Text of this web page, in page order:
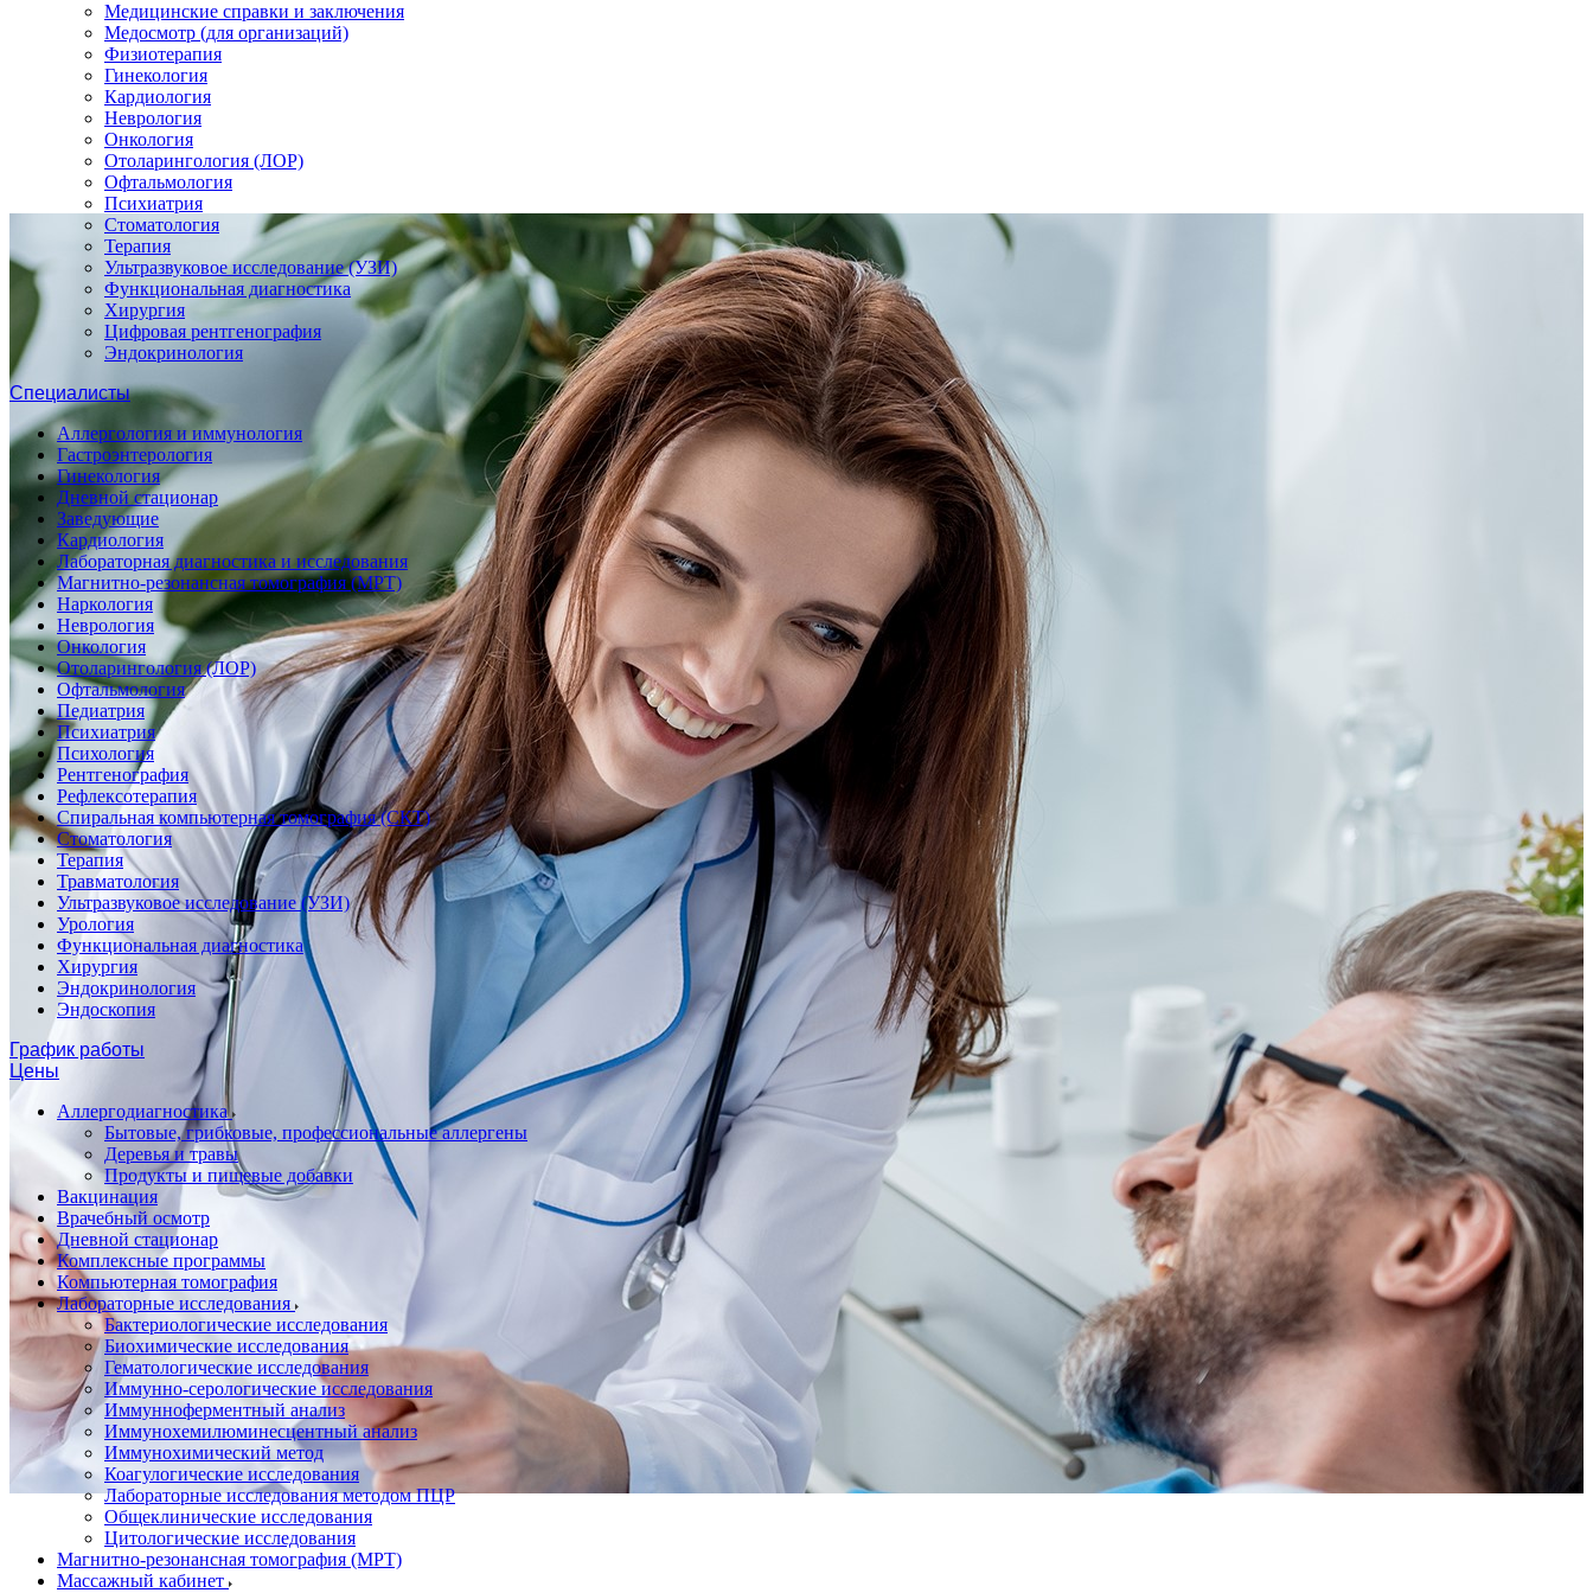
Медицинские справки и заключения
Медосмотр (для организаций)
Физиотерапия
Гинекология
Кардиология
Неврология
Онкология
Отоларингология (ЛОР)
Офтальмология
Психиатрия
Стоматология
Терапия
Ультразвуковое исследование (УЗИ)
Функциональная диагностика
Хирургия
Цифровая рентгенография
Эндокринология
Специалисты
Аллергология и иммунология
Гастроэнтерология
Гинекология
Дневной стационар
Заведующие
Кардиология
Лабораторная диагностика и исследования
Магнитно-резонансная томография (МРТ)
Наркология
Неврология
Онкология
Отоларингология (ЛОР)
Офтальмология
Педиатрия
Психиатрия
Психология
Рентгенография
Рефлексотерапия
Спиральная компьютерная томография (СКТ)
Стоматология
Терапия
Травматология
Ультразвуковое исследование (УЗИ)
Урология
Функциональная диагностика
Хирургия
Эндокринология
Эндоскопия
График работы
Цены
Аллергодиагностика
Бытовые, грибковые, профессиональные аллергены
Деревья и травы
Продукты и пищевые добавки
Вакцинация
Врачебный осмотр
Дневной стационар
Комплексные программы
Компьютерная томография
Лабораторные исследования
Бактериологические исследования
Биохимические исследования
Гематологические исследования
Иммунно-серологические исследования
Иммунноферментный анализ
Иммунохемилюминесцентный анализ
Иммунохимический метод
Коагулогические исследования
Лабораторные исследования методом ПЦР
Общеклинические исследования
Цитологические исследования
Магнитно-резонансная томография (МРТ)
Массажный кабинет